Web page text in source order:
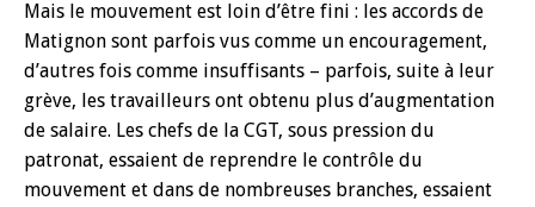
Mais le mouvement est loin d’être fini : les accords de
Matignon sont parfois vus comme un encouragement,
d’autres fois comme insuffisants – parfois, suite à leur
grève, les travailleurs ont obtenu plus d’augmentation
de salaire. Les chefs de la CGT, sous pression du
patronat, essaient de reprendre le contrôle du
mouvement et dans de nombreuses branches, essaient